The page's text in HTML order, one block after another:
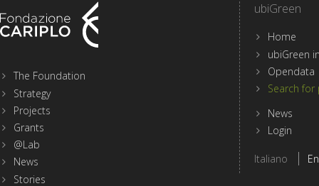
sezioni
del
sito
di
Fondazione
Cariplo
The Foundation
Strategy
Projects
Grants
@Lab
News
Stories
ubiGreen
Home
ubiGreen
Opendata
Search
News
Login
site
Italiano